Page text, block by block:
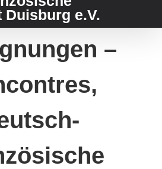
e.V.
–